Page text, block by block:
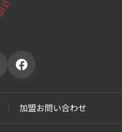
加盟お問い合わせ